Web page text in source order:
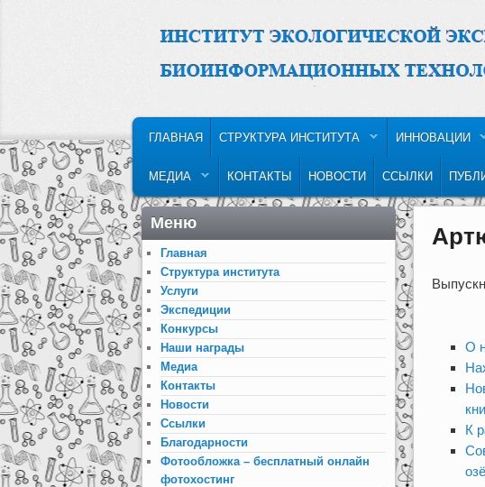
SKIP TO PRIMARY CONTENT
SKIP TO SECONDARY CONTENT
ГЛАВНАЯ СТРУКТУРА ИНСТИТУТА ИННОВАЦИИ
МЕДИА КОНТАКТЫ НОВОСТИ ССЫЛКИ
О
К
Меню
Главная
Структура института
Услуги
Экспедиции
Конкурсы
Наши награды
Медиа
Контакты
Новости
Ссылки
Благодарности
Фотообложка – бесплатный онлайн
фотохостинг